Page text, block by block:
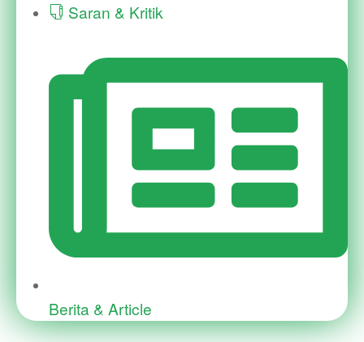
Saran & Kritik
Berita & Article